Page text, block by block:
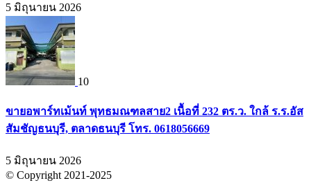
5 มิถุนายน 2026
10
ขายอพาร์ทเม้นท์ พุทธมณฑลสาย2 เนื้อที่ 232 ตร.ว. ใกล้ ร.ร.อัส
สัมชัญธนบุรี, ตลาดธนบุรี โทร. 0618056669
5 มิถุนายน 2026
© Copyright 2021-2025